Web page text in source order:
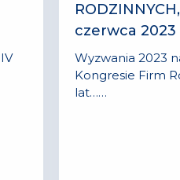
czerwca 2023
Wyzwania 2023
Kongresie Firm
lat……